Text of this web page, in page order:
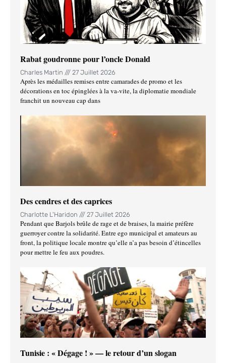
Rabat goudronne pour l’oncle Donald
Charles Martin 27 Juillet 2026
Après les médailles remises entre camarades de promo et les
décorations en toc épinglées à la va-vite, la diplomatie mondiale
franchit un nouveau cap dans
Des cendres et des caprices
Charlotte L'Haridon 27 Juillet 2026
Pendant que Barjols brûle de rage et de braises, la mairie préfère
guerroyer contre la solidarité. Entre ego municipal et amateurs au
front, la politique locale montre qu’elle n’a pas besoin d’étincelles
pour mettre le feu aux poudres.
Tunisie : « Dégage ! » — le retour d’un slogan